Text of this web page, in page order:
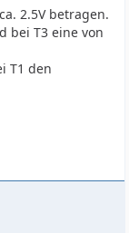
2.5V betragen.
bei T3 eine von
T1 den